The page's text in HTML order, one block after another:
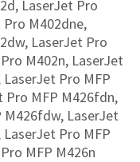
LaserJet Pro
M402dne,
LaserJet Pro
M402n, LaserJet
Pro MFP
Pro MFP M426fdn,
M426fdw, LaserJet
Pro MFP
MFP M426n